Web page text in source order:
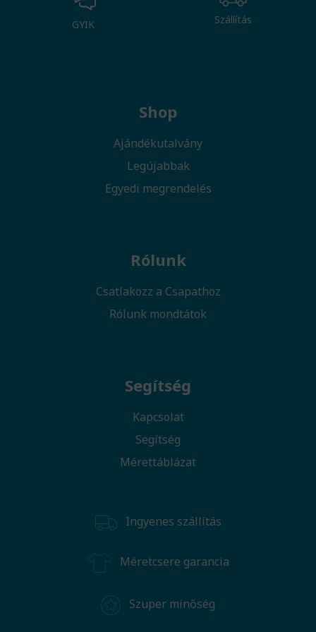
GYIK Szállítás
Shop
Ajándékutalvány
Legújabbak
Egyedi megrendelés
Rólunk
Csatlakozz a Csapathoz
Rólunk mondtátok
Segítség
Kapcsolat
Segítség
Mérettáblázat
Ingyenes szállítás
Méretcsere garancia
Szuper minőség